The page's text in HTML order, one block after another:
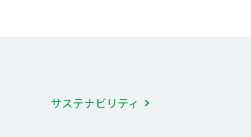
サステナビリティ